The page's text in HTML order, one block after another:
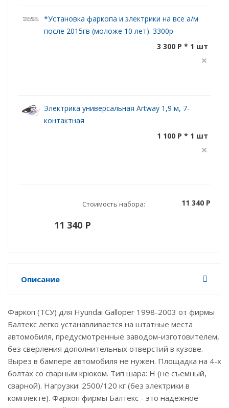
*Установка фаркопа и электрики на все а/м
после 2015гв (моложе 10 лет). 3300р
3 300 P * 1 шт
Электрика универсальная Artway 1,9 м, 7-
контактная
1 100 P * 1 шт
Стоимость набора: 11 340 P
11 340 P
Описание
Фаркоп (ТСУ) для Hyundai Galloper 1998-2003 от фирмы
Балтекс легко устанавливается на штатные места
автомобиля, предусмотренные заводом-изготовителем,
без сверления дополнительных отверстий в кузове.
Вырез в бампере автомобиля не нужен. Площадка на 4-х
болтах со сварным крюком. Тип шара: H (не съемный,
сварной). Нагрузки: 2500/120 кг (без электрики в
комплекте). Фаркоп фирмы Балтекс - это надежное